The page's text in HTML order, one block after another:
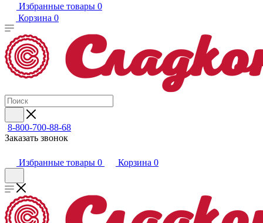
Избранные товары 0
Корзина 0
8-800-700-88-68
Заказать звонок
Избранные товары 0 Корзина 0